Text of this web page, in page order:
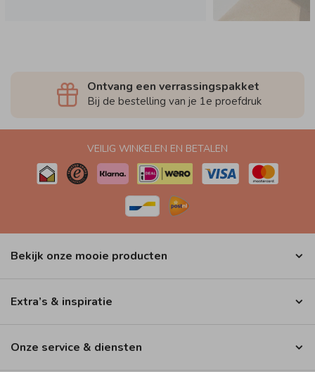
Ontvang een verrassingspakket
Bij de bestelling van je 1e proefdruk
VEILIG WINKELEN EN BETALEN
Bekijk onze mooie producten
Extra’s & inspiratie
Onze service & diensten